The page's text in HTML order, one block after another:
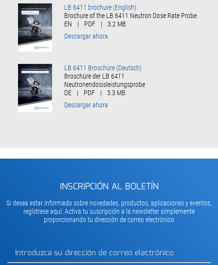
LB 6411 brochure (English)
Brochure of the LB 6411 Neutron Dose Rate Probe
EN
| PDF |
3.2 MB
Descargar ahora
LB 6411 Broschüre (Deutsch)
Broschüre der LB 6411
Neutronendosisleistungsprobe
DE
| PDF |
3.3 MB
Descargar ahora
INSCRIPCIÓN AL BOLETÍN
Si desea estar informado sobre novedades, productos, aplicaciones y eventos,
regístrese aquí. Activa tu suscripción a la newsletter simplemente
proporcionando tu dirección de correo electrónico